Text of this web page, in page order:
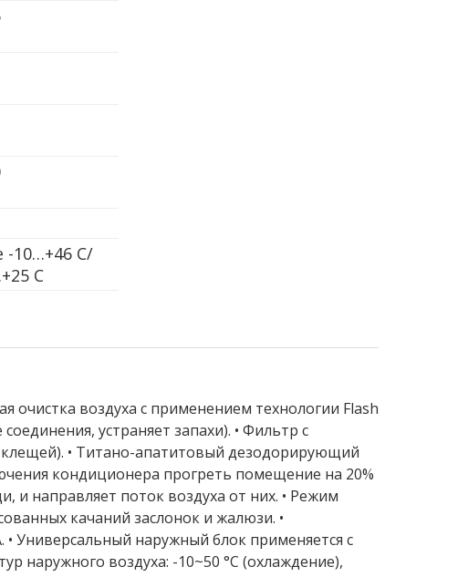
-10…+46 С/
С
очистка воздуха с применением технологии Flash
устраняет запахи). • Фильтр с
• Титано-апатитовый дезодорирующий
кондиционера прогреть помещение на 20%
и направляет поток воздуха от них. • Режим
качаний заслонок и жалюзи. •
Универсальный наружный блок применяется с
наружного воздуха: -10~50 °С (охлаждение),